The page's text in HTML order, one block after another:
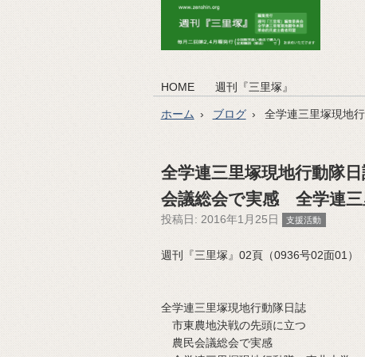
HOME 週刊『三里塚』
ホーム ブログ 全学連三里塚現地
全学連三里塚現地行動隊
会議総会で実感 全学連
投稿日: 2016年1月25日 支援活動
週刊『三里塚』02頁（0936号02面01）
全学連三里塚現地行動隊日誌
市東農地決戦の先頭に立つ
農民会議総会で実感